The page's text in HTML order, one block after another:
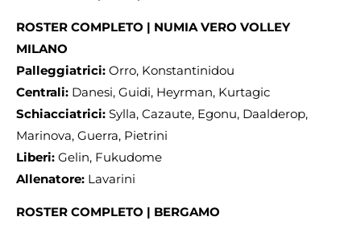
ROSTER COMPLETO | NUMIA VERO VOLLEY
MILANO
Palleggiatrici: Orro, Konstantinidou
Centrali: Danesi, Guidi, Heyrman, Kurtagic
Schiacciatrici: Sylla, Cazaute, Egonu, Daalderop,
Marinova, Guerra, Pietrini
Liberi: Gelin, Fukudome
Allenatore: Lavarini
ROSTER COMPLETO | BERGAMO